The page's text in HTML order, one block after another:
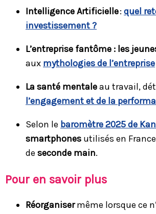
Intelligence Artificielle: quel
investissement ?
L’entreprise fantôme : les
aux mythologies de l’entreprise
La santé mentaleau travail,
l’engagement et de la
Selon le baromètre 2025 de
smartphones utilisés en
de seconde main.
Pour en savoir plus
Réorganisermême lorsque ce